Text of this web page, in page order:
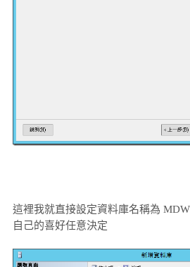
這裡我就直接設定資料庫名稱為
自己的喜好任意決定